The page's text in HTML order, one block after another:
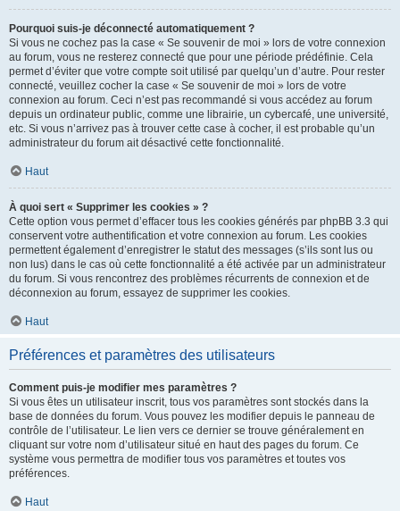
Pourquoi suis-je déconnecté automatiquement ?
Si vous ne cochez pas la case « Se souvenir de moi » lors de votre connexion
au forum, vous ne resterez connecté que pour une période prédéfinie. Cela
permet d’éviter que votre compte soit utilisé par quelqu’un d’autre. Pour rester
connecté, veuillez cocher la case « Se souvenir de moi » lors de votre
connexion au forum. Ceci n’est pas recommandé si vous accédez au forum
depuis un ordinateur public, comme une librairie, un cybercafé, une université,
etc. Si vous n’arrivez pas à trouver cette case à cocher, il est probable qu’un
administrateur du forum ait désactivé cette fonctionnalité.
Haut
À quoi sert « Supprimer les cookies » ?
Cette option vous permet d’effacer tous les cookies générés par phpBB 3.3 qui
conservent votre authentification et votre connexion au forum. Les cookies
permettent également d’enregistrer le statut des messages (s’ils sont lus ou
non lus) dans le cas où cette fonctionnalité a été activée par un administrateur
du forum. Si vous rencontrez des problèmes récurrents de connexion et de
déconnexion au forum, essayez de supprimer les cookies.
Haut
Préférences et paramètres des utilisateurs
Comment puis-je modifier mes paramètres ?
Si vous êtes un utilisateur inscrit, tous vos paramètres sont stockés dans la
base de données du forum. Vous pouvez les modifier depuis le panneau de
contrôle de l’utilisateur. Le lien vers ce dernier se trouve généralement en
cliquant sur votre nom d’utilisateur situé en haut des pages du forum. Ce
système vous permettra de modifier tous vos paramètres et toutes vos
préférences.
Haut